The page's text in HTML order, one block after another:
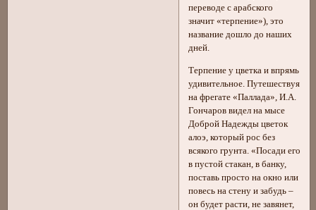
переводе с арабского
значит «терпение»), это
название дошло до наших
дней.
Терпение у цветка и впрямь
удивительное. Путешествуя
на фрегате «Паллада», И.А.
Гончаров видел на мысе
Доброй Надежды цветок
алоэ, который рос без
всякого грунта. «Посади его
в пустой стакан, в банку,
поставь просто на окно или
повесь на стену и забудь –
он будет расти, не завянет,